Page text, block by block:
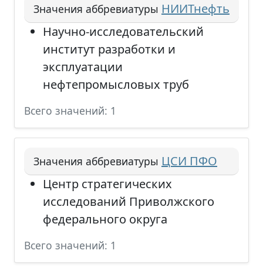
Значения аббревиатуры НИИТнефть
Научно-исследовательский
институт разработки и
эксплуатации
нефтепромысловых труб
Всего значений: 1
Значения аббревиатуры ЦСИ ПФО
Центр стратегических
исследований Приволжского
федерального округа
Всего значений: 1